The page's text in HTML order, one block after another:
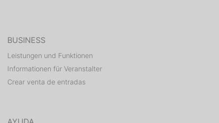
BUSINESS
Leistungen und Funktionen
Informationen für Veranstalter
Crear venta de entradas